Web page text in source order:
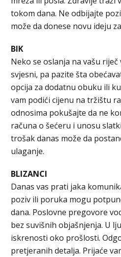
tokom dana. Ne odbijajte
može da donese novu ideju
BIK
Neko se oslanja na vašu
svjesni, pa pazite šta
opcija za dodatnu obuku ili
vam podići cijenu na tržištu
odnosima pokušajte da ne
računa o šećeru i unosu
trošak danas može da
ulaganje.
BLIZANCI
Danas vas prati jaka
poziv ili poruka mogu
dana. Poslovne pregovore
bez suvišnih objašnjenja. U
iskrenosti oko prošlosti.
pretjeranih detalja. Prijaće